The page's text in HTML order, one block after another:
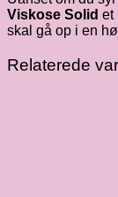
Viskose Solid et
skal gå op i en
Relaterede